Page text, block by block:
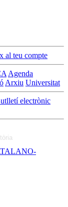
al teu compte
Agenda
Arxiu Universitat
electrònic